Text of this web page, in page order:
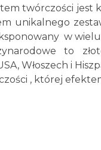
twórczości jest
unikalnego
w
to
Włoszech i
, której